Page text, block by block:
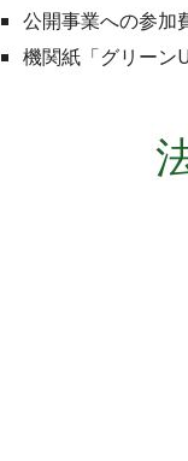
公開事業への参加
機関紙「グリーン